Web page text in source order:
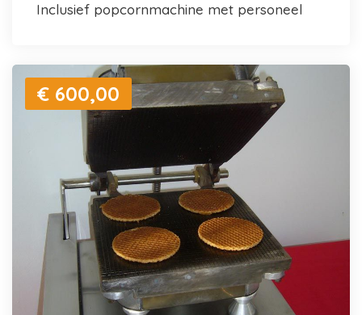
inclusief popcornmachine met personeel
€ 600,00